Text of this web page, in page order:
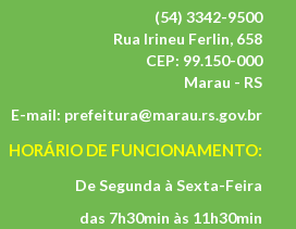
(54) 3342-9500
Rua Irineu Ferlin, 658
CEP: 99.150-000
Marau - RS
E-mail: prefeitura@marau.rs.gov.br
HORÁRIO DE FUNCIONAMENTO:
De Segunda à Sexta-Feira
das 7h30min às 11h30min